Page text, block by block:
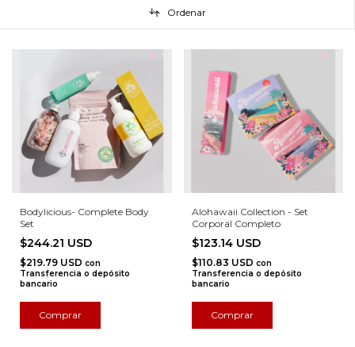
Ordenar
Bodylicious- Complete Body
Set
$244.21 USD
$219.79 USD con
Transferencia o depósito
bancario
Alohawaii Collection - Set
Corporal Completo
$123.14 USD
$110.83 USD con
Transferencia o depósito
bancario